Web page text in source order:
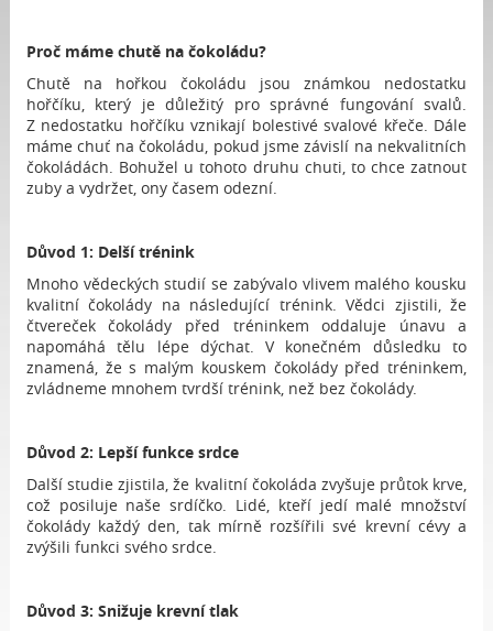
Proč máme chutě na čokoládu?
Chutě na hořkou čokoládu jsou známkou nedostatku
hořčíku, který je důležitý pro správné fungování svalů.
Z nedostatku hořčíku vznikají bolestivé svalové křeče. Dále
máme chuť na čokoládu, pokud jsme závislí na nekvalitních
čokoládách. Bohužel u tohoto druhu chuti, to chce zatnout
zuby a vydržet, ony časem odezní.
Důvod 1: Delší trénink
Mnoho vědeckých studií se zabývalo vlivem malého kousku
kvalitní čokolády na následující trénink. Vědci zjistili, že
čtvereček čokolády před tréninkem oddaluje únavu a
napomáhá tělu lépe dýchat. V konečném důsledku to
znamená, že s malým kouskem čokolády před tréninkem,
zvládneme mnohem tvrdší trénink, než bez čokolády.
Důvod 2: Lepší funkce srdce
Další studie zjistila, že kvalitní čokoláda zvyšuje průtok krve,
což posiluje naše srdíčko. Lidé, kteří jedí malé množství
čokolády každý den, tak mírně rozšířili své krevní cévy a
zvýšili funkci svého srdce.
Důvod 3: Snižuje krevní tlak